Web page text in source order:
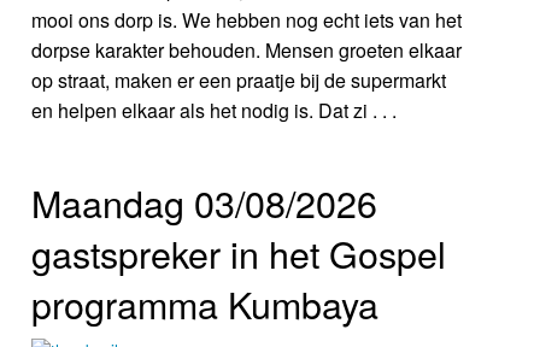
mooi ons dorp is. We hebben nog echt iets van het
dorpse karakter behouden. Mensen groeten elkaar
op straat, maken er een praatje bij de supermarkt
en helpen elkaar als het nodig is. Dat zi . . .
Maandag 03/08/2026
gastspreker in het Gospel
programma Kumbaya